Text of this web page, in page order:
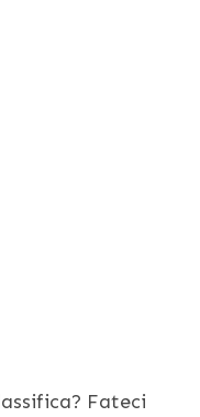
Fateci